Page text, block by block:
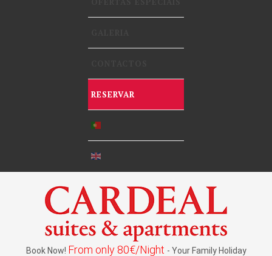
RESERVAR
Book Now! From only 80€/Night - Your Family Holiday